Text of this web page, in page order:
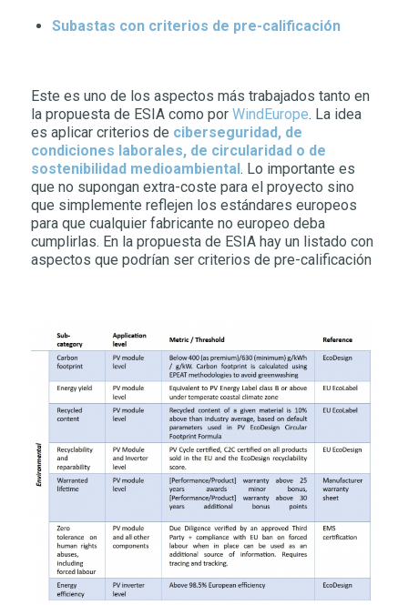
Subastas con criterios de pre-calificación
Este es uno de los aspectos más trabajados tanto en
la propuesta de ESIA como por WindEurope. La idea
es aplicar criterios de ciberseguridad, de
condiciones laborales, de circularidad o de
sostenibilidad medioambiental. Lo importante es
que no supongan extra-coste para el proyecto sino
que simplemente reflejen los estándares europeos
para que cualquier fabricante no europeo deba
cumplirlas. En la propuesta de ESIA hay un listado con
aspectos que podrían ser criterios de pre-calificación